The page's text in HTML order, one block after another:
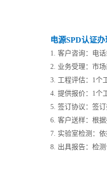
电源SPD认证
1. 客户咨询：电
2. 业务受理：市
3. 工程评估：1个
4. 提供报价：1个
5. 签订协议：签
6. 客户送样：根
7. 实验室检测：
8. 出具报告：检测